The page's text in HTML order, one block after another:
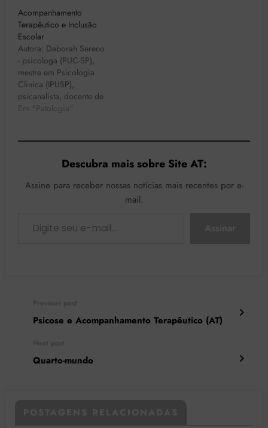
Acompanhamento
Terapêutico e Inclusão
Escolar
Autora: Deborah Sereno
- psicologa (PUC-SP),
mestre em Psicologia
Clinica (IPUSP),
psicanalista, docente de
Faculdade de Psicologia
Redes em Saúde Mental da
Maria Popovic da PUC e
do Balaio: Nucleo de
Referencia em Psicose e
Em "Patologia"
Descubra mais sobre Site AT:
Assine para receber nossas notícias mais recentes por e-
mail.
Psicose e Acompanhamento Terapêutico (AT)
Quarto-mundo